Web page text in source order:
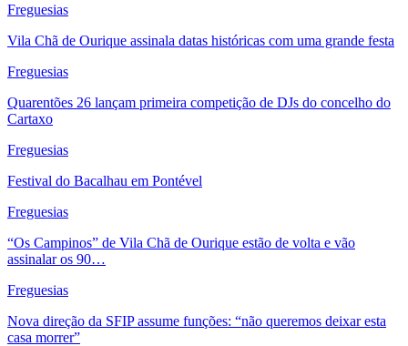
Freguesias
Vila Chã de Ourique assinala datas históricas com uma grande festa
Freguesias
Quarentões 26 lançam primeira competição de DJs do concelho do
Cartaxo
Freguesias
Festival do Bacalhau em Pontével
Freguesias
“Os Campinos” de Vila Chã de Ourique estão de volta e vão
assinalar os 90…
Freguesias
Nova direção da SFIP assume funções: “não queremos deixar esta
casa morrer”